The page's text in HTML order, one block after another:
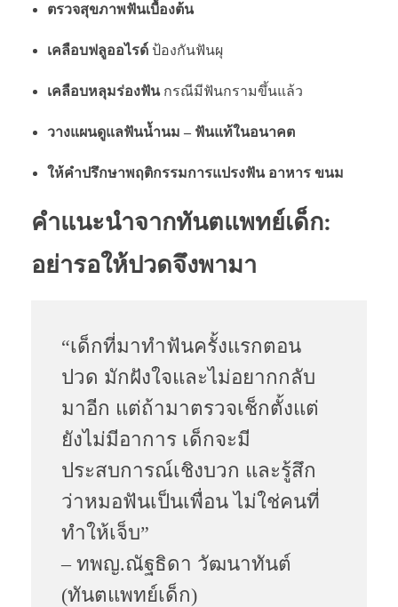
ตรวจสุขภาพฟันเบื้องต้น
เคลือบฟลูออไรด์ป้องกันฟันผุ
เคลือบหลุมร่องฟันกรณีมีฟันกรามขึ้นแล้ว
วางแผนดูแลฟันน้ำนม – ฟันแท้ในอนาคต
ให้คำปรึกษาพฤติกรรมการแปรงฟัน อาหาร ขนม
คำแนะนำจากทันตแพทย์เด็ก:
อย่ารอให้ปวดจึงพามา
“เด็กที่มาทำฟันครั้งแรกตอน
ปวด มักฝังใจและไม่อยากกลับ
มาอีก แต่ถ้ามาตรวจเช็กตั้งแต่
ยังไม่มีอาการ เด็กจะมี
ประสบการณ์เชิงบวก และรู้สึก
ว่าหมอฟันเป็นเพื่อน ไม่ใช่คนที่
ทำให้เจ็บ”
– ทพญ.ณัฐธิดา วัฒนาทันต์
(ทันตแพทย์เด็ก)